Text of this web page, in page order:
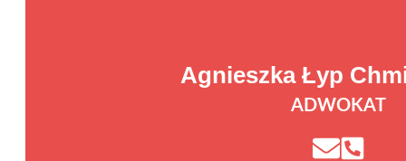
Agnieszka Łyp
ADWOKAT